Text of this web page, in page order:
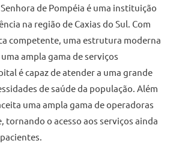
de Pompéia é uma instituição
na região de Caxias do Sul. Com
competente, uma estrutura moderna
ampla gama de serviços
é capaz de atender a uma grande
de saúde da população. Além
uma ampla gama de operadoras
tornando o acesso aos serviços ainda